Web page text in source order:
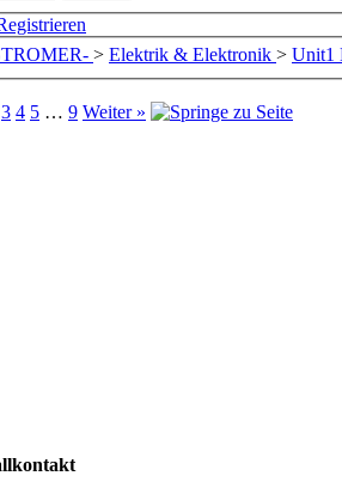
> Elektrik & Elektronik > Unit1
3 4 5 … 9 Weiter »